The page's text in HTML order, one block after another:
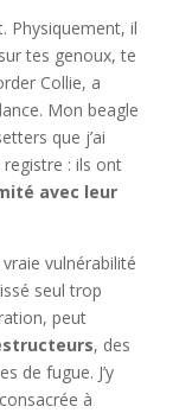
Physiquement, il
tes genoux, te
Collie, a
Mon beagle
que j’ai
: ils ont
avec leur
vulnérabilité
seul trop
peut
, des
de fugue. J’y
à